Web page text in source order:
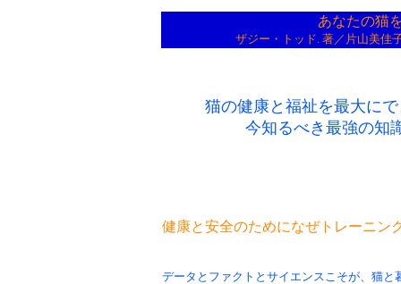
あなたの猫
ザジー・トッド. 著／片山美佳
猫の健康と福祉を最大に
今知るべき最強の知
健康と安全のためになぜトレーニン
データとファクトとサイエンスこそが、猫と